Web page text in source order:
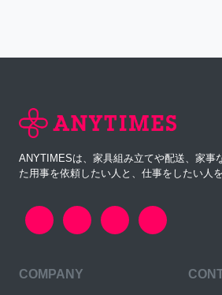
ANYTIMESは、家具組み立てや配送、家事
た用事を依頼したい人と、仕事をしたい人
COMPANY